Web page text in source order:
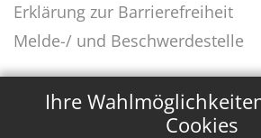
Ihre
Cookies
Erklärung zur Barrierefreiheit
Melde-/ und Beschwerdestelle